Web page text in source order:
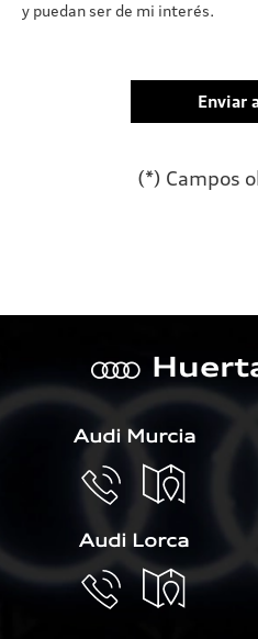
y puedan ser de mi interés.
(*) Campos
a
Audi Murcia
Audi Lorca